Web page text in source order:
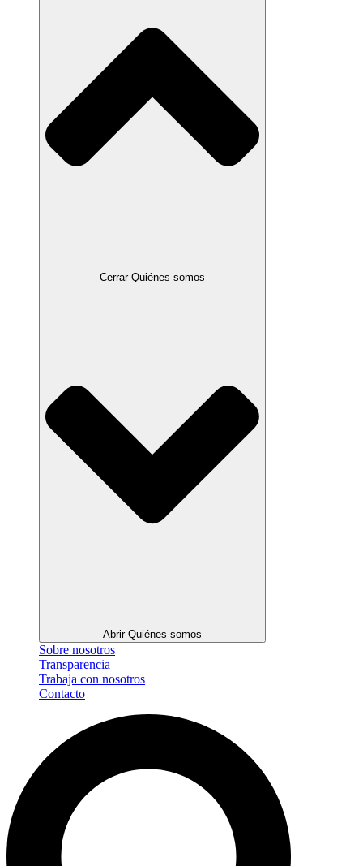
Cerrar Quiénes somos
Abrir Quiénes somos
Sobre nosotros
Transparencia
Trabaja con nosotros
Contacto